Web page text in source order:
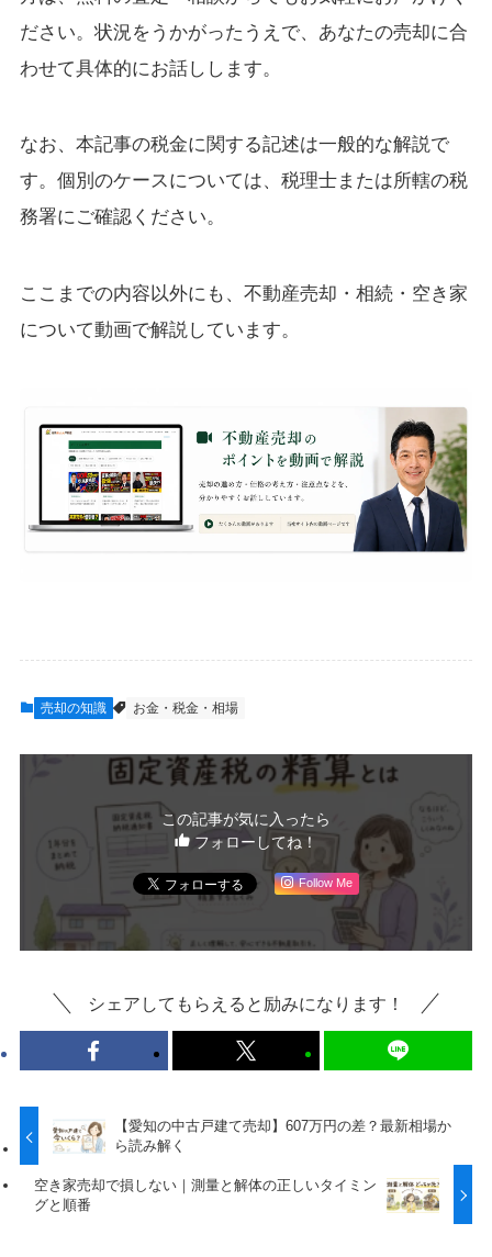
ださい。状況をうかがったうえで、あなたの売却に合
わせて具体的にお話しします。
なお、本記事の税金に関する記述は一般的な解説で
す。個別のケースについては、税理士または所轄の税
務署にご確認ください。
ここまでの内容以外にも、不動産売却・相続・空き家
について動画で解説しています。
売却の知識 お金・税金・相場
この記事が気に入ったら
フォローしてね！
Follow Me
シェアしてもらえると励みになります！
【愛知の中古戸建て売却】607万円の差？最新相場か
ら読み解く
空き家売却で損しない｜測量と解体の正しいタイミン
グと順番